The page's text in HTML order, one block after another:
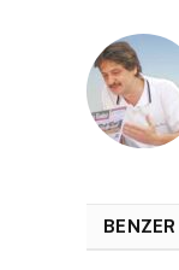
BENZER